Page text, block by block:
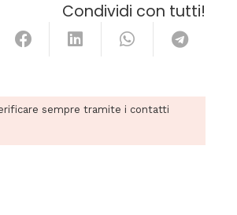
Condividi con tutti!
sempre tramite i contatti